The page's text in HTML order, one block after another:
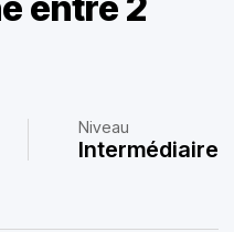
Niveau
Intermédiaire